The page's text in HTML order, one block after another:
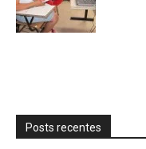
Posts recentes